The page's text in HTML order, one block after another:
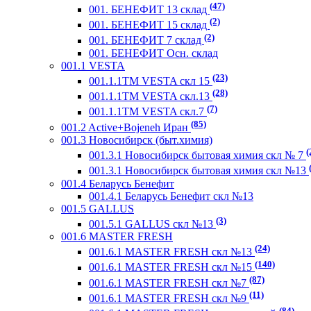
001. БЕНЕФИТ 13 склад (47)
001. БЕНЕФИТ 15 склад (2)
001. БЕНЕФИТ 7 склад (2)
001. БЕНЕФИТ Осн. склад
001.1 VESTA
001.1.1ТМ VESTA скл 15 (23)
001.1.1ТМ VESTA скл.13 (28)
001.1.1ТМ VESTA скл.7 (7)
001.2 Active+Bojeneh Иран (85)
001.3 Новосибирск (быт.химия)
001.3.1 Новосибирск бытовая химия скл № 7
001.3.1 Новосибирск бытовая химия скл №13
001.4 Беларусь Бенефит
001.4.1 Беларусь Бенефит скл №13
001.5 GALLUS
001.5.1 GALLUS скл №13 (3)
001.6 MASTER FRESH
001.6.1 MASTER FRESH скл №13 (24)
001.6.1 MASTER FRESH скл №15 (140)
001.6.1 MASTER FRESH скл №7 (87)
001.6.1 MASTER FRESH скл №9 (11)